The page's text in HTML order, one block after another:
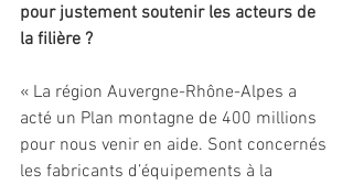
pour justement soutenir les acteurs de
la filière ?
« La région Auvergne-Rhône-Alpes a
acté un Plan montagne de 400 millions
pour nous venir en aide. Sont concernés
les fabricants d’équipements à la